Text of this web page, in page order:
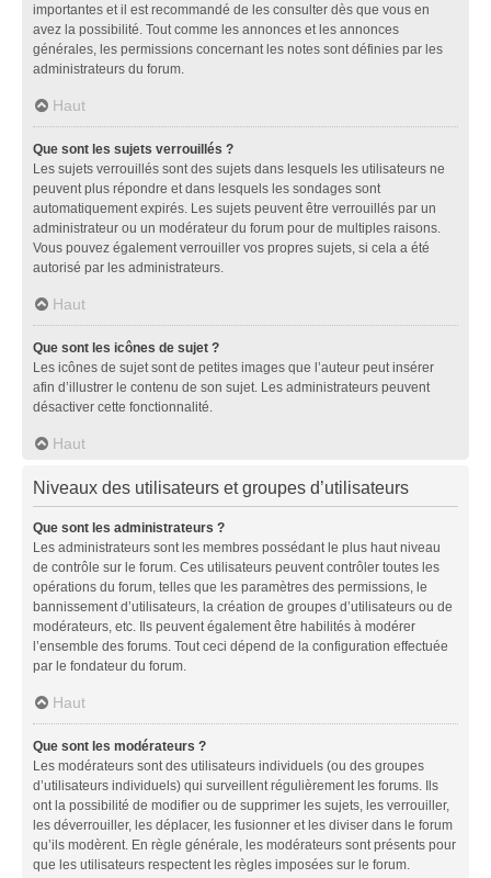
importantes et il est recommandé de les consulter dès que vous en
avez la possibilité. Tout comme les annonces et les annonces
générales, les permissions concernant les notes sont définies par les
administrateurs du forum.
Haut
Que sont les sujets verrouillés ?
Les sujets verrouillés sont des sujets dans lesquels les utilisateurs ne
peuvent plus répondre et dans lesquels les sondages sont
automatiquement expirés. Les sujets peuvent être verrouillés par un
administrateur ou un modérateur du forum pour de multiples raisons.
Vous pouvez également verrouiller vos propres sujets, si cela a été
autorisé par les administrateurs.
Haut
Que sont les icônes de sujet ?
Les icônes de sujet sont de petites images que l’auteur peut insérer
afin d’illustrer le contenu de son sujet. Les administrateurs peuvent
désactiver cette fonctionnalité.
Haut
Niveaux des utilisateurs et groupes d’utilisateurs
Que sont les administrateurs ?
Les administrateurs sont les membres possédant le plus haut niveau
de contrôle sur le forum. Ces utilisateurs peuvent contrôler toutes les
opérations du forum, telles que les paramètres des permissions, le
bannissement d’utilisateurs, la création de groupes d’utilisateurs ou de
modérateurs, etc. Ils peuvent également être habilités à modérer
l’ensemble des forums. Tout ceci dépend de la configuration effectuée
par le fondateur du forum.
Haut
Que sont les modérateurs ?
Les modérateurs sont des utilisateurs individuels (ou des groupes
d’utilisateurs individuels) qui surveillent régulièrement les forums. Ils
ont la possibilité de modifier ou de supprimer les sujets, les verrouiller,
les déverrouiller, les déplacer, les fusionner et les diviser dans le forum
qu’ils modèrent. En règle générale, les modérateurs sont présents pour
que les utilisateurs respectent les règles imposées sur le forum.